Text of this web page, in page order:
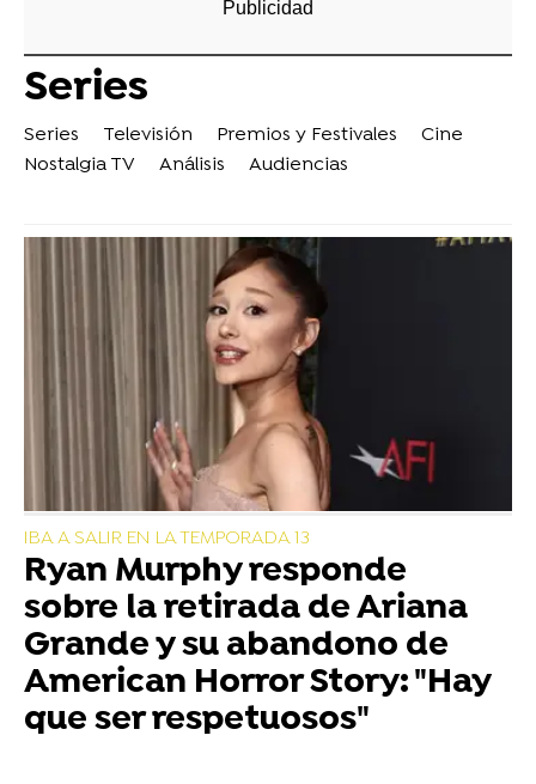
Series
Series Televisión Premios y Festivales
Cine
Nostalgia TV
Análisis Audiencias
IBA A SALIR EN LA TEMPORADA 13
Ryan Murphy responde
sobre la retirada de Ariana
Grande y su abandono de
American Horror Story: "Hay
que ser respetuosos"